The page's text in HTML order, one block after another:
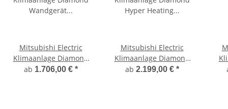
Mitsubishi Electric
Klimaanlage Diamond
Wandgerät Set
ab 1.706,00 € *
Mitsubishi Electric
Klimaanlage Diamond
Hyper Heating
ab 2.199,00 € *